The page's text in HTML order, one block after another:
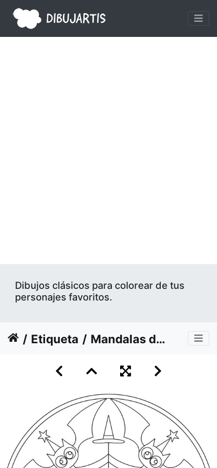
Dibujos clásicos para colorear de tus
personajes favoritos.
Etiqueta Mandalas de Halloween